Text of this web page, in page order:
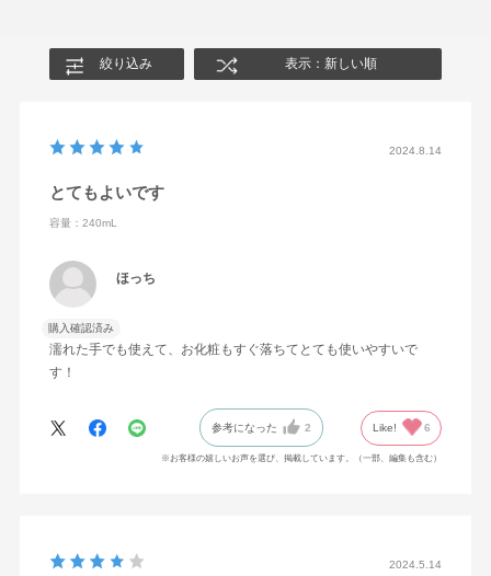
絞り込み 表示：新しい順
2024.8.14
とてもよいです
容量：240mL
ほっち
購入確認済み
濡れた手でも使えて、お化粧もすぐ落ちてとても使いやすいで
す！
参考になった 2 Like! 6
※お客様の嬉しいお声を選び、掲載しています。（一部、編集も含む）
2024.5.14